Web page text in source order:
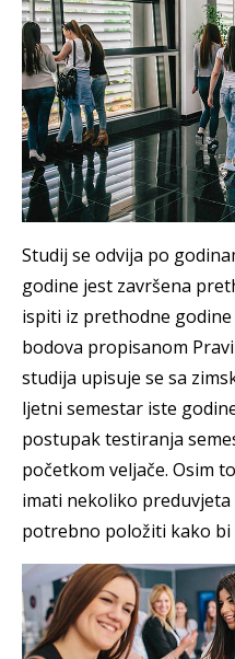
Studij se odvija po
godine jest završena
ispiti iz prethodne
bodova propisanom
studija upisuje se sa
ljetni semestar iste
postupak testiranja
početkom veljače. Osim
imati nekoliko
potrebno položiti kako bi